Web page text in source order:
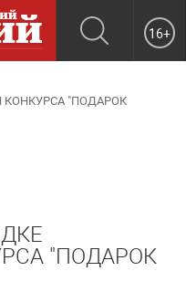
16+
"ПОДАРОК
"ПОДАРОК